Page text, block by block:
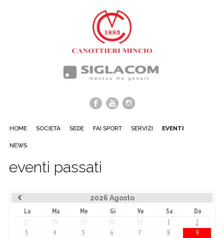
HOME SOCIETÀ SEDE FAI SPORT SERVIZI EVENTI
NEWS
eventi passati
2026 Agosto
Lu Ma Me Gi Ve Sa
Do
27
28 29 30 31 1
2
3
4 5 6 7 8
9